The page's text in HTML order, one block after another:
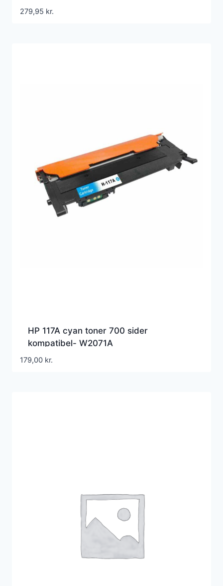
279,95 kr.
HP 117A cyan toner 700 sider
kompatibel- W2071A
179,00 kr.